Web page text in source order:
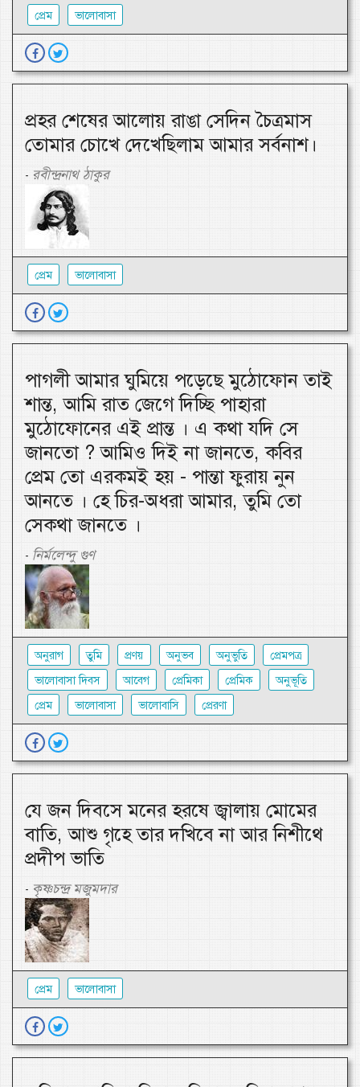
প্রেম ভালোবাসা
প্রহর শেষের আলোয় রাঙা সেদিন চৈত্রমাস
তোমার চোখে দেখেছিলাম আমার সর্বনাশ।
- রবীন্দ্রনাথ ঠাকুর
প্রেম ভালোবাসা
পাগলী আমার ঘুমিয়ে পড়েছে মুঠোফোন তাই
শান্ত, আমি রাত জেগে দিচ্ছি পাহারা
মুঠোফোনের এই প্রান্ত । এ কথা যদি সে
জানতো ? আমিও দিই না জানতে, কবির
প্রেম তো এরকমই হয় - পান্তা ফুরায় নুন
আনতে । হে চির-অধরা আমার, তুমি তো
সেকথা জানতে ।
- নির্মলেন্দু গুণ
অনুরাগ তুমি প্রণয় অনুভব অনুভুতি
প্রেমপত্র
ভালোবাসা দিবস
আবেগ প্রেমিকা প্রেমিক
অনুভূতি
প্রেম
ভালোবাসা ভালোবাসি প্রেরণা
যে জন দিবসে মনের হরষে জ্বালায় মোমের
বাতি, আশু গৃহে তার দখিবে না আর নিশীথে
প্রদীপ ভাতি
- কৃষ্ণচন্দ্র মজুমদার
প্রেম ভালোবাসা